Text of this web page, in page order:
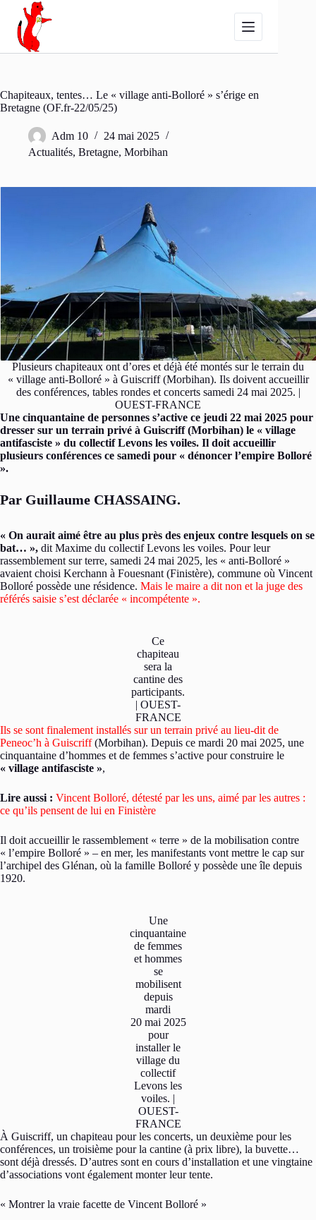
Passer
contenu
Chapiteaux, tentes… Le « village anti-Bolloré » s’érige en
Bretagne (OF.fr-22/05/25)
Adm 10
24 mai 2025
Actualités, Bretagne, Morbihan
Plusieurs chapiteaux ont d’ores et déjà été montés sur le terrain du
« village anti-Bolloré » à Guiscriff (Morbihan). Ils doivent accueillir
des conférences, tables rondes et concerts samedi 24 mai 2025. |
OUEST-FRANCE
Une cinquantaine de personnes s’active ce jeudi 22 mai 2025 pour
dresser sur un terrain privé à Guiscriff (Morbihan) le « village
antifasciste » du collectif Levons les voiles. Il doit accueillir
plusieurs conférences ce samedi pour « dénoncer l’empire Bolloré
».
Par Guillaume CHASSAING.
« On aurait aimé être au plus près des enjeux contre lesquels on se
bat… » , dit Maxime du collectif Levons les voiles. Pour leur
rassemblement sur terre, samedi 24 mai 2025, les « anti-Bolloré »
avaient choisi Kerchann à Fouesnant (Finistère), commune où Vincent
Bolloré possède une résidence. Mais le maire a dit non et la juge des
référés saisie s’est déclarée « incompétente ».
Ce
chapiteau
sera la
cantine des
participants.
| OUEST-
FRANCE
Ils se sont finalement installés sur un terrain privé au lieu-dit de
Peneoc’h à Guiscriff(Morbihan). Depuis ce mardi 20 mai 2025, une
cinquantaine d’hommes et de femmes s’active pour construire le
« village antifasciste »,
Lire aussi : Vincent Bolloré, détesté par les uns, aimé par les autres :
ce qu’ils pensent de lui en Finistère
Il doit accueillir le rassemblement « terre » de la mobilisation contre
« l’empire Bolloré » – en mer, les manifestants vont mettre le cap sur
l’archipel des Glénan, où la famille Bolloré y possède une île depuis
1920.
Une
cinquantaine
de femmes
et hommes
se
mobilisent
depuis
mardi
20 mai 2025
pour
installer le
village du
collectif
Levons les
voiles. |
OUEST-
FRANCE
À Guiscriff, un chapiteau pour les concerts, un deuxième pour les
conférences, un troisième pour la cantine (à prix libre), la buvette…
sont déjà dressés. D’autres sont en cours d’installation et une vingtaine
d’associations vont également monter leur tente.
« Montrer la vraie facette de Vincent Bolloré »